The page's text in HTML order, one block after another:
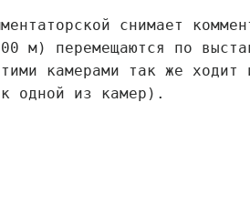
снимает
м) перемещаются по
камерами так же ходит
к одной из камер).